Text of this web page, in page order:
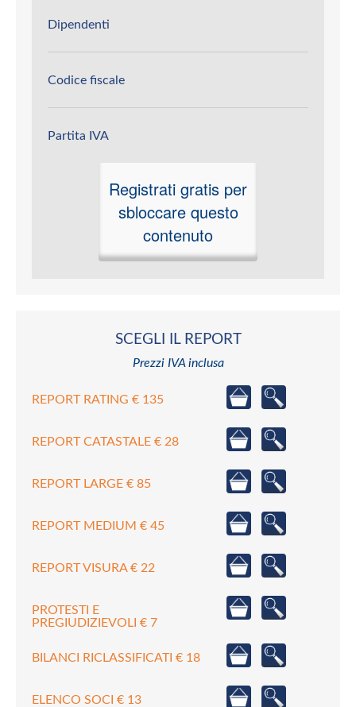
Dipendenti
Codice fiscale
Partita IVA
Registrati gratis per
sbloccare questo
contenuto
SCEGLI IL REPORT
Prezzi IVA inclusa
REPORT RATING € 135
REPORT CATASTALE € 28
REPORT LARGE € 85
REPORT MEDIUM € 45
REPORT VISURA € 22
PROTESTI E
PREGIUDIZIEVOLI € 7
BILANCI RICLASSIFICATI € 18
ELENCO SOCI € 13